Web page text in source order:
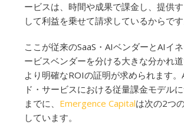
ービスは、時間や成果で課金し、提供
して利益を乗せて請求しているからです
ここが従来のSaaS・AIベンダーとAIイ
ービスベンダーを分ける大きな分かれ
より明確なROIの証明が求められます
ド・サービスにおける従量課金モデル
までに、 Emergence Capitalは次の2つ
しています。